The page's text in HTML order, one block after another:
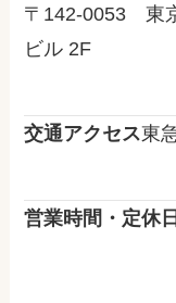
〒142-0053 東
ビル 2F
交通アクセス東
営業時間・定休日